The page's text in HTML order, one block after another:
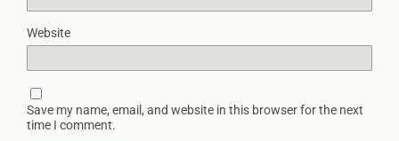
Website
Save my name, email, and website in this browser for the next
time I comment.